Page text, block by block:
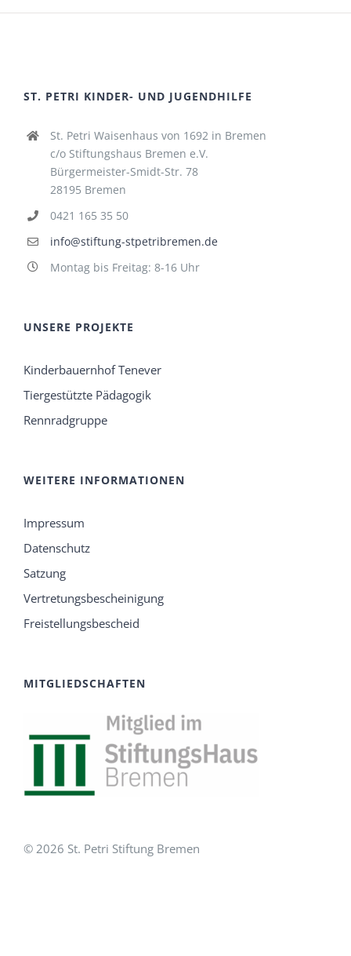
ST. PETRI KINDER- UND JUGENDHILFE
St. Petri Waisenhaus von 1692 in Bremen
c/o Stiftungshaus Bremen e.V.
Bürgermeister-Smidt-Str. 78
28195 Bremen
0421 165 35 50
info@stiftung-stpetribremen.de
Montag bis Freitag: 8-16 Uhr
UNSERE PROJEKTE
Kinderbauernhof Tenever
Tiergestützte Pädagogik
Rennradgruppe
WEITERE INFORMATIONEN
Impressum
Datenschutz
Satzung
Vertretungsbescheinigung
Freistellungsbescheid
MITGLIEDSCHAFTEN
© 2026 St. Petri Stiftung Bremen